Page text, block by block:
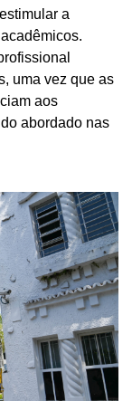
a
uma vez que as
aos
abordado nas